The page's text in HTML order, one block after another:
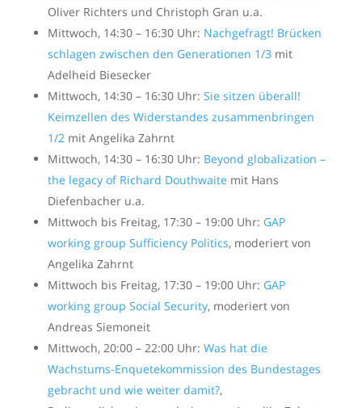
Oliver Richters und Christoph Gran u.a.
Mittwoch, 14:30 – 16:30 Uhr: Nachgefragt! Brücken
schlagen zwischen den Generationen 1/3mit
Adelheid Biesecker
Mittwoch, 14:30 – 16:30 Uhr: Sie sitzen überall!
Keimzellen des Widerstandes zusammenbringen
1/2mit Angelika Zahrnt
Mittwoch, 14:30 – 16:30 Uhr: Beyond globalization –
the legacy of Richard Douthwaite mit Hans
Diefenbacher u.a.
Mittwoch bis Freitag, 17:30 – 19:00 Uhr: GAP
working group Sufficiency Politics, moderiert von
Angelika Zahrnt
Mittwoch bis Freitag, 17:30 – 19:00 Uhr: GAP
working group Social Security, moderiert von
Andreas Siemoneit
Mittwoch, 20:00 – 22:00 Uhr: Was hat die
Wachstums-Enquetekommission des Bundestages
gebracht und wie weiter damit?,